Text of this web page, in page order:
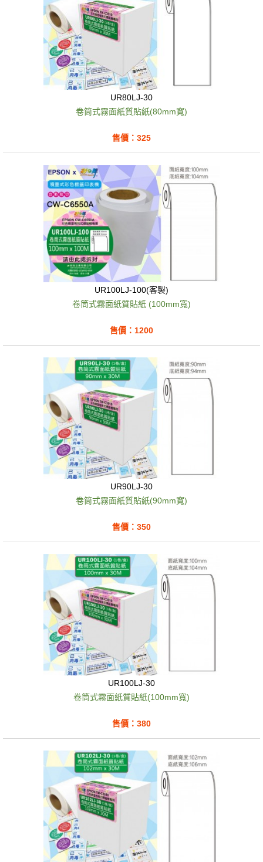
UR80LJ-30
卷筒式霧面紙質貼紙(80mm寬)
售價：325
UR100LJ-100(客製)
卷筒式霧面紙質貼紙 (100mm寬)
售價：1200
UR90LJ-30
卷筒式霧面紙質貼紙(90mm寬)
售價：350
UR100LJ-30
卷筒式霧面紙質貼紙(100mm寬)
售價：380